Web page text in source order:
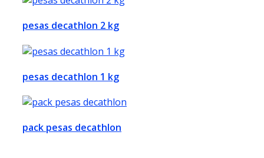
pesas decathlon 2 kg
pesas decathlon 1 kg
pack pesas decathlon